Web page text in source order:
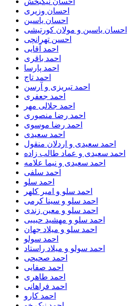
احسان وزیری
احسان یاسین
احسان یاسین و مولان کورتیشی
احسن تهرانچی
احمد آقایی
احمد باقری
احمد پارسا
احمد تاج
احمد تبریزی و آرسن
احمد جعفری
احمد جلالی مهر
احمد رضا منصوری
احمد رضا موسوی
احمد سعیدی
احمد سعیدی و اردلان منقول
احمد سعیدی و عماد طالب زاده
احمد سعیدی و نیما علامه
احمد سلفی
احمد سلو
احمد سلو و امیر کلهر
احمد سلو و سینا کرمی
احمد سلو و معین زندی
احمد سلو و مهشید حبیبی
احمد سلو و میلاد جهان
احمد سولو
احمد سولو و میلاد راستاد
احمد صحیحی
احمد صفایی
احمد طاهری
احمد فراهانی
احمد کارو